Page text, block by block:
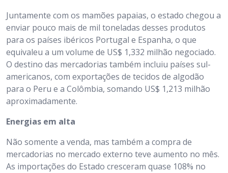
Juntamente com os mamões papaias, o estado chegou a
enviar pouco mais de mil toneladas desses produtos
para os países ibéricos Portugal e Espanha, o que
equivaleu a um volume de US$ 1,332 milhão negociado.
O destino das mercadorias também incluiu países sul-
americanos, com exportações de tecidos de algodão
para o Peru e a Colômbia, somando US$ 1,213 milhão
aproximadamente.
Energias em alta
Não somente a venda, mas também a compra de
mercadorias no mercado externo teve aumento no mês.
As importações do Estado cresceram quase 108% no